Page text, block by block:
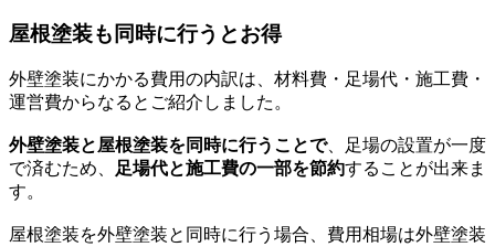
屋根塗装も同時に行うとお得
外壁塗装にかかる費用の内訳は、材料費・足場代・施工費・
運営費からなるとご紹介しました。
外壁塗装と屋根塗装を同時に行うことで、足場の設置が一度
で済むため、
足場代と施工費の一部を節約することが出来ま
す。
屋根塗装を外壁塗装と同時に行う場合、費用相場は外壁塗装